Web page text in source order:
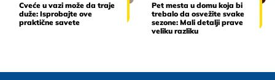
Cveće u vazi može da traje
duže: Isprobajte ove
praktične savete
Pet mesta u domu koja bi
trebalo da osvežite svake
sezone: Mali detalji prave
veliku razliku